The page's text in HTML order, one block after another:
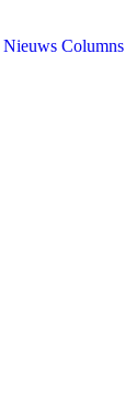
Nieuws Columns